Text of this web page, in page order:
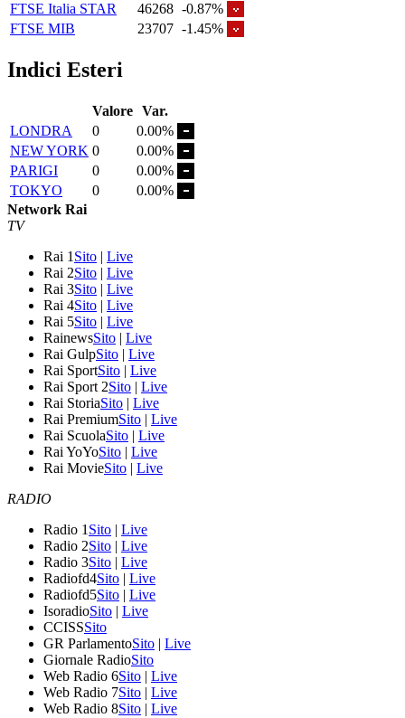
FTSE Italia STAR
46268 -0.87%
FTSE MIB
23707 -1.45%
Indici Esteri
Valore Var.
LONDRA
0
0.00%
NEW YORK 0
0.00%
PARIGI
0
0.00%
TOKYO
0
0.00%
Network Rai
TV
Rai 1 Sito | Live
Rai 2Sito | Live
Rai 3Sito | Live
Rai 4Sito | Live
Rai 5Sito | Live
RainewsSito | Live
Rai GulpSito | Live
Rai SportSito | Live
Rai Sport 2Sito | Live
Rai StoriaSito | Live
Rai PremiumSito | Live
Rai ScuolaSito | Live
Rai YoYoSito | Live
Rai MovieSito | Live
RADIO
Radio 1 Sito | Live
Radio 2Sito | Live
Radio 3Sito | Live
Radiofd4Sito | Live
Radiofd5Sito | Live
IsoradioSito | Live
CCISSSito
GR ParlamentoSito | Live
Giornale RadioSito
Web Radio 6Sito | Live
Web Radio 7Sito | Live
Web Radio 8Sito | Live